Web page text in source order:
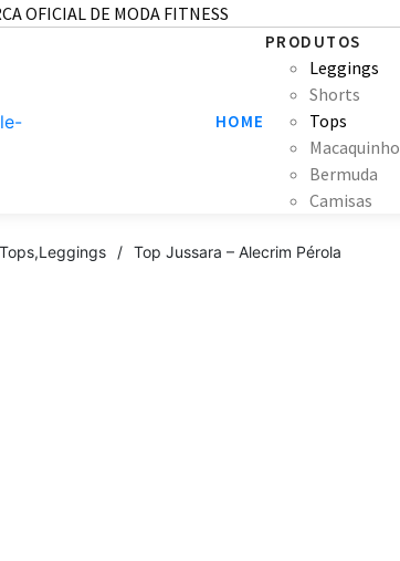
OFICIAL DE MODA FITNESS
HOME
PRODUTOS
Leggings
Shorts
Tops
Macaquinho
Bermuda
Camisas
Tops,Leggings / Top Jussara – Alecrim Pérola